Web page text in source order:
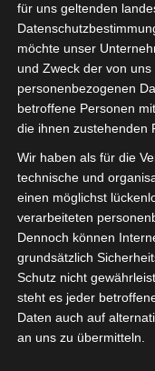
Sie befinden sich
Tataouine (UST) –
Meisterschaft
für uns geltenden
möchte unser
und Zweck der von
personenbezogenen
betroffene Personen
die ihnen zustehenden
Wir haben als für die
technische und
einen möglichst
verarbeiteten
Dennoch können
grundsätzlich
Schutz nicht
steht es jeder
Daten auch auf
an uns zu übermitteln.